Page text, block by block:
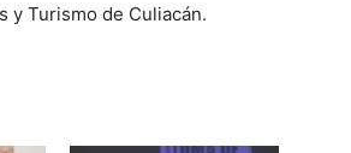
y Turismo de Culiacán.